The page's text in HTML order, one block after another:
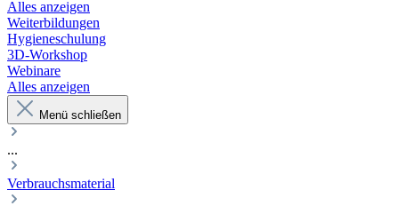
Alles anzeigen
Weiterbildungen
Hygieneschulung
3D-Workshop
Webinare
Alles anzeigen
Menü schließen
...
Verbrauchsmaterial